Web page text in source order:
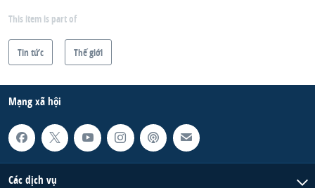
This item is part of
Tin tức Thế giới
Mạng xã hội
Các dịch vụ